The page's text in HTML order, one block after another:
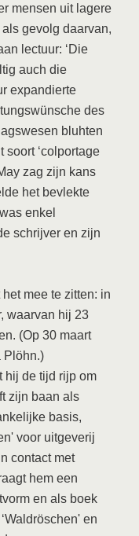
mensen uit lagere
gevolg daarvan,
lectuur: ‘Die
auch die
expandierte
des
bluhten
soort ‘colportage
zag zijn kans
het bevlekte
enkel
schrijver en zijn
mee te zitten: in
waarvan hij 23
(Op 30 maart
Plöhn.)
hij de tijd rijp om
zijn baan als
basis,
voor uitgeverij
contact met
hem een
en als boek
en